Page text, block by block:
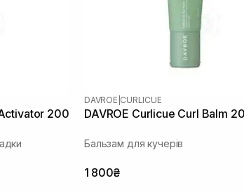
200
DAVROE CURLICUE
DAVROE Curlicue Curl Balm
Бальзам для кучерів
1 800₴